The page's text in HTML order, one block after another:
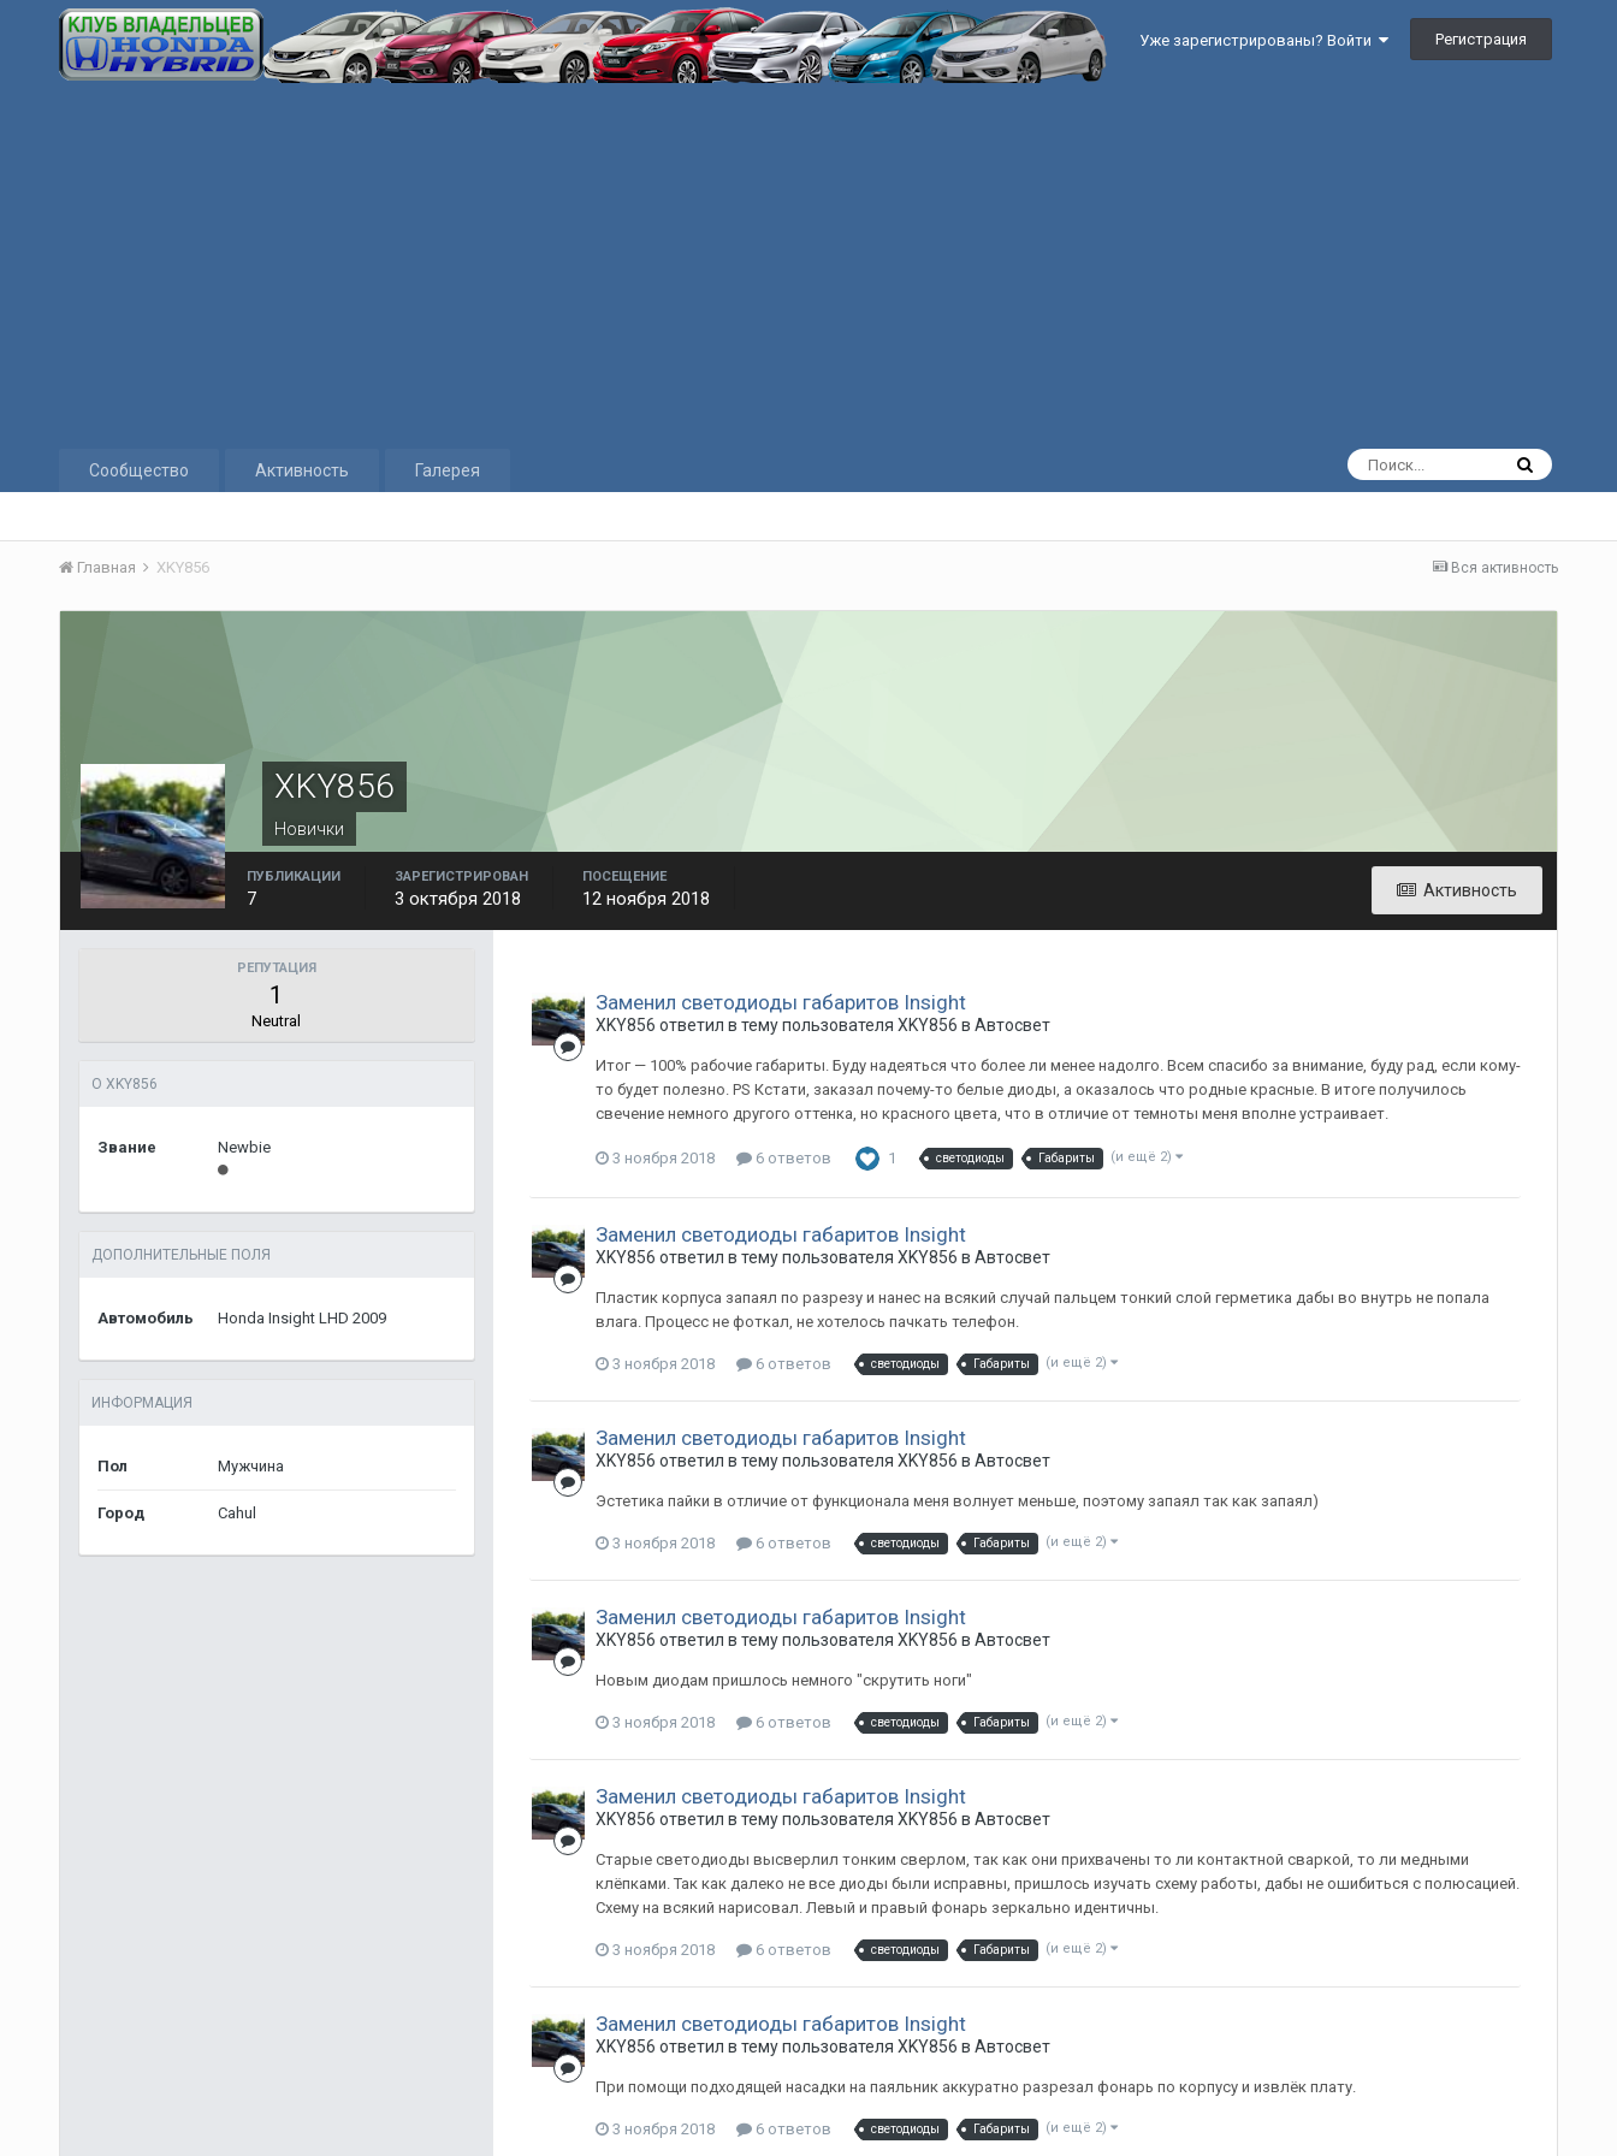
Уже зарегистрированы? Войти Регистрация
Сообщество Активность Галерея
Вся активность
Главная XKY856
XKY856
Новички
Активность
ПУБЛИКАЦИИ
7
ЗАРЕГИСТРИРОВАН
3 октября 2018
ПОСЕЩЕНИЕ
12 ноября 2018
РЕПУТАЦИЯ
1
Neutral
О XKY856
Звание Newbie
ДОПОЛНИТЕЛЬНЫЕ ПОЛЯ
Автомобиль Honda Insight LHD 2009
ИНФОРМАЦИЯ
Пол Мужчина
Город Cahul
Заменил светодиоды габаритов Insight
XKY856 ответил в тему пользователя XKY856 в Автосвет
Итог — 100% рабочие габариты. Буду надеяться что более ли менее надолго. Всем спасибо за внимание, буду рад, если кому-
то будет полезно. PS Кстати, заказал почему-то белые диоды, а оказалось что родные красные. В итоге получилось
свечение немного другого оттенка, но красного цвета, что в отличие от темноты меня вполне устраивает.
3 ноября 2018 6 ответов 1 светодиоды Габариты (и ещё 2)
Заменил светодиоды габаритов Insight
XKY856 ответил в тему пользователя XKY856 в Автосвет
Пластик корпуса запаял по разрезу и нанес на всякий случай пальцем тонкий слой герметика дабы во внутрь не попала
влага. Процесс не фоткал, не хотелось пачкать телефон.
3 ноября 2018 6 ответов светодиоды Габариты (и ещё 2)
Заменил светодиоды габаритов Insight
XKY856 ответил в тему пользователя XKY856 в Автосвет
Эстетика пайки в отличие от функционала меня волнует меньше, поэтому запаял так как запаял)
3 ноября 2018 6 ответов светодиоды Габариты (и ещё 2)
Заменил светодиоды габаритов Insight
XKY856 ответил в тему пользователя XKY856 в Автосвет
Новым диодам пришлось немного "скрутить ноги"
3 ноября 2018 6 ответов светодиоды Габариты (и ещё 2)
Заменил светодиоды габаритов Insight
XKY856 ответил в тему пользователя XKY856 в Автосвет
Старые светодиоды высверлил тонким сверлом, так как они прихвачены то ли контактной сваркой, то ли медными
клёпками. Так как далеко не все диоды были исправны, пришлось изучать схему работы, дабы не ошибиться с полюсацией.
Схему на всякий нарисовал. Левый и правый фонарь зеркально идентичны.
3 ноября 2018 6 ответов светодиоды Габариты (и ещё 2)
Заменил светодиоды габаритов Insight
XKY856 ответил в тему пользователя XKY856 в Автосвет
При помощи подходящей насадки на паяльник аккуратно разрезал фонарь по корпусу и извлёк плату.
3 ноября 2018 6 ответов светодиоды Габариты (и ещё 2)